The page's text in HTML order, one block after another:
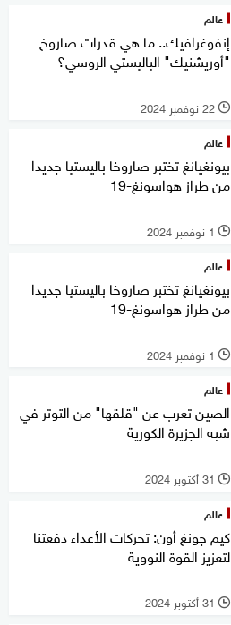
عالم
إنفوغرافيك.. ما هي قدرات صاروخ
"أوريشنيك" الباليستي الروسي؟
l 22 نوفمبر 2024
عالم
بيونغيانغ تختبر صاروخا باليستيا جديدا
من طراز هواسونغ-19
l 1 نوفمبر 2024
عالم
بيونغيانغ تختبر صاروخا باليستيا جديدا
من طراز هواسونغ-19
l 1 نوفمبر 2024
عالم
الصين تعرب عن "قلقها" من التوتر في
شبه الجزيرة الكورية
l 31 أكتوبر 2024
عالم
كيم جونغ أون: تحركات الأعداء دفعتنا
لتعزيز القوة النووية
l 31 أكتوبر 2024